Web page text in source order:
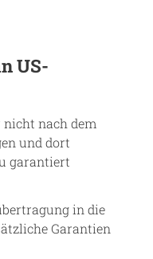
US-
nach dem
und dort
garantiert
in die
Garantien